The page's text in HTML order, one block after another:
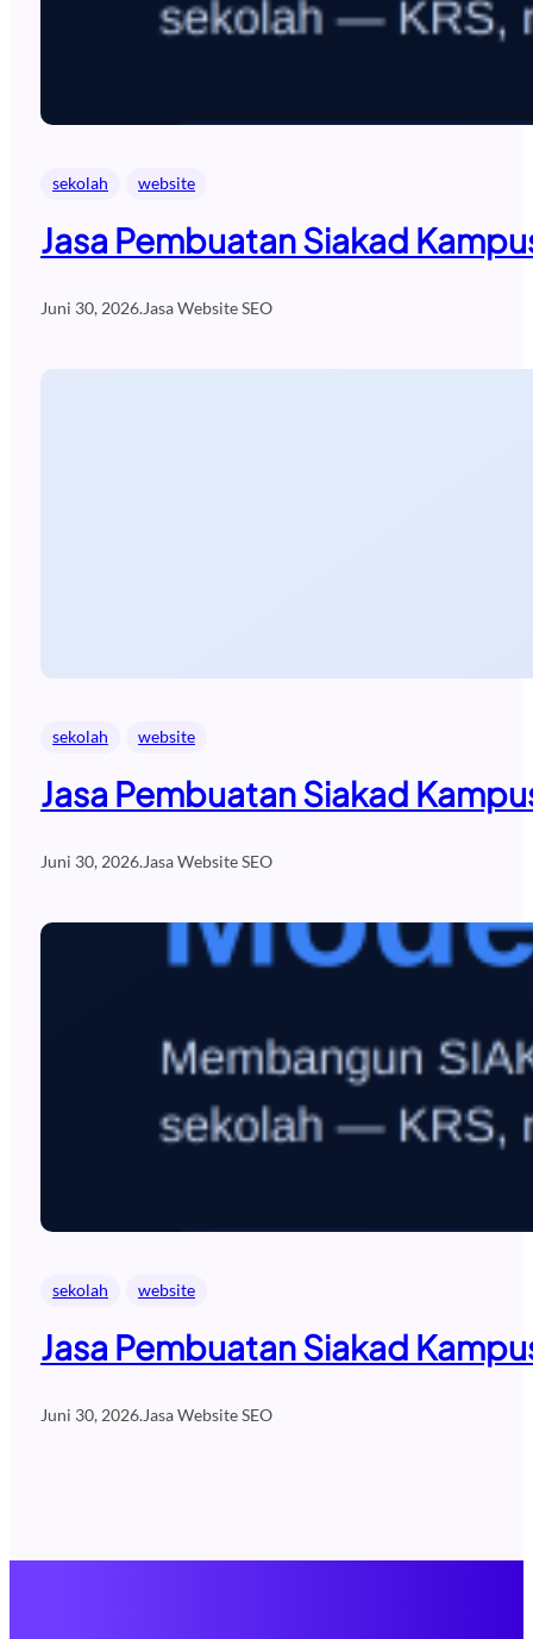
sekolah website
Jasa Pembuatan Siakad
Juni 30, 2026.Jasa Website SEO
sekolah website
Jasa Pembuatan Siakad
Juni 30, 2026.Jasa Website SEO
sekolah website
Jasa Pembuatan Siakad
Juni 30, 2026.Jasa Website SEO